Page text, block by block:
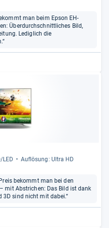
man beim Epson EH-
Überdurchschnittliches Bild,
Lediglich die
LED Auf­lö­sung: Ultra HD
bekommt man bei den
mit Abstrichen: Das Bild ist dank
3D sind nicht mit dabei.“